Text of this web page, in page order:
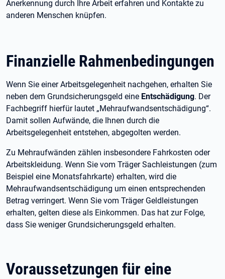
Anerkennung durch Ihre Arbeit erfahren und Kontakte zu
anderen Menschen knüpfen.
Finanzielle Rahmenbedingungen
Wenn Sie einer Arbeitsgelegenheit nachgehen, erhalten Sie
neben dem Grundsicherungsgeld eine Entschädigung. Der
Fachbegriff hierfür lautet „Mehraufwandsentschädigung“.
Damit sollen Aufwände, die Ihnen durch die
Arbeitsgelegenheit entstehen, abgegolten werden.
Zu Mehraufwänden zählen insbesondere Fahrkosten oder
Arbeitskleidung. Wenn Sie vom Träger Sachleistungen (zum
Beispiel eine Monatsfahrkarte) erhalten, wird die
Mehraufwandsentschädigung um einen entsprechenden
Betrag verringert. Wenn Sie vom Träger Geldleistungen
erhalten, gelten diese als Einkommen. Das hat zur Folge,
dass Sie weniger Grundsicherungsgeld erhalten.
Voraussetzungen für eine